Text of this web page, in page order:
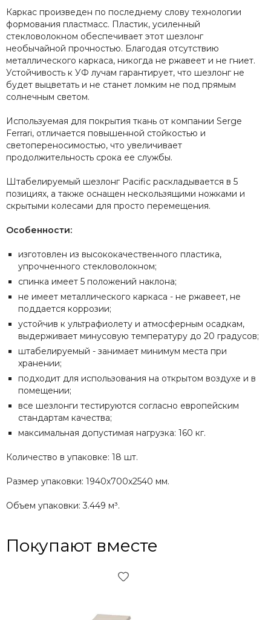
Каркас произведен по последнему слову технологии
формования пластмасс. Пластик, усиленный
стекловолокном обеспечивает этот шезлонг
необычайной прочностью. Благодая отсутствию
металлического каркаса, никогда не ржавеет и не гниет.
Устойчивость к УФ лучам гарантирует, что шезлонг не
будет выцветать и не станет ломким не под прямым
солнечным светом.
Используемая для покрытия ткань от компании Sergе
Ferrari, отличается повышенной стойкостью и
светопереносимостью, что увеличивает
продолжительность срока ее службы.
Штабелируемый шезлонг Pacific раскладывается в 5
позициях, а также оснащен нескользящими ножками и
скрытыми колесами для просто перемещения.
Особенности:
изготовлен из высококачественного пластика,
упрочненного стекловолокном;
спинка имеет 5 положений наклона;
не имеет металлического каркаса - не ржавеет, не
поддается коррозии;
устойчив к ультрафиолету и атмосферным осадкам,
выдерживает минусовую температуру до 20 градусов;
штабелируемый - занимает минимум места при
хранении;
подходит для использования на открытом воздухе и в
помещении;
все шезлонги тестируются согласно европейским
стандартам качества;
максимальная допустимая нагрузка: 160 кг.
Количество в упаковке: 18 шт.
Размер упаковки: 1940х700х2540 мм.
Объем упаковки: 3.449 м³.
Покупают вместе